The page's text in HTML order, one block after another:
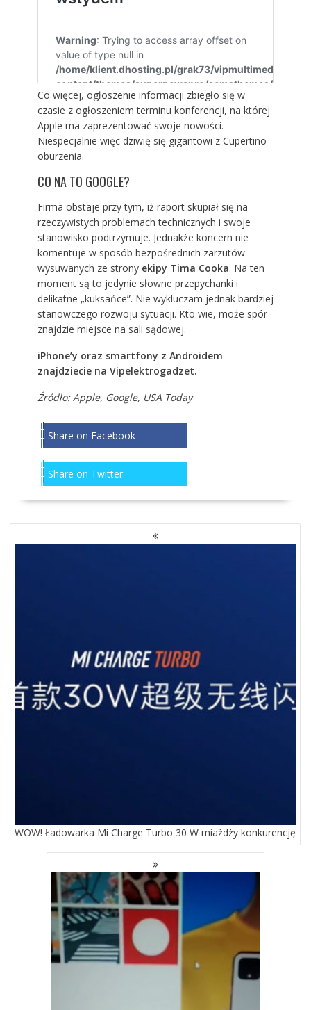
Co więcej, ogłoszenie informacji zbiegło się w
czasie z ogłoszeniem terminu konferencji, na której
Apple ma zaprezentować swoje nowości.
Niespecjalnie więc dziwię się gigantowi z Cupertino
oburzenia.
CO NA TO GOOGLE?
Firma obstaje przy tym, iż raport skupiał się na
rzeczywistych problemach technicznych i swoje
stanowisko podtrzymuje. Jednakże koncern nie
komentuje w sposób bezpośrednich zarzutów
wysuwanych ze strony ekipy Tima Cooka. Na ten
moment są to jedynie słowne przepychanki i
delikatne „kuksańce”. Nie wykluczam jednak bardziej
stanowczego rozwoju sytuacji. Kto wie, może spór
znajdzie miejsce na sali sądowej.
iPhone’y oraz smartfony z Androidem
znajdziecie na Vipelektrogadzet.
Źródło:Apple, Google, USA Today
Share on Facebook
Share on Twitter
NAWIGACJA
PO
WOW! Ładowarka Mi Charge Turbo 30 W miażdży konkurencję